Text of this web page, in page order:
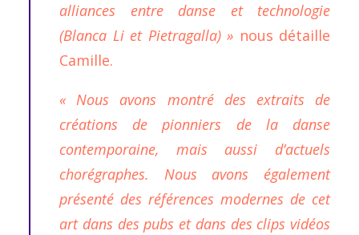
alliances entre danse et technologie
(Blanca Li et Pietragalla) » nous détaille
Camille.
« Nous avons montré des extraits de
créations de pionniers de la danse
contemporaine, mais aussi d’actuels
chorégraphes. Nous avons également
présenté des références modernes de cet
art dans des pubs et dans des clips vidéos